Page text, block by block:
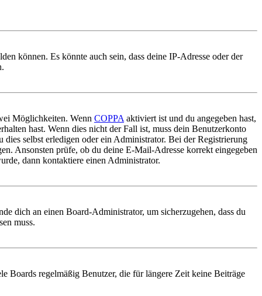
können. Es könnte auch sein, dass deine IP-Adresse oder der
Möglichkeiten. Wenn COPPA aktiviert ist und du angegeben hast,
hast. Wenn dies nicht der Fall ist, muss dein Benutzerkonto
selbst erledigen oder ein Administrator. Bei der Registrierung
Ansonsten prüfe, ob du deine E-Mail-Adresse korrekt eingegeben
dann kontaktiere einen Administrator.
dich an einen Board-Administrator, um sicherzugehen, dass du
muss.
Boards regelmäßig Benutzer, die für längere Zeit keine Beiträge